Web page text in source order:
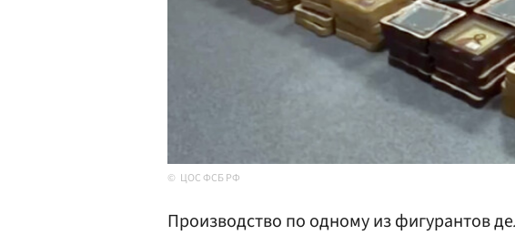
ЦОС ФСБ РФ
Производство по одному из фигурантов